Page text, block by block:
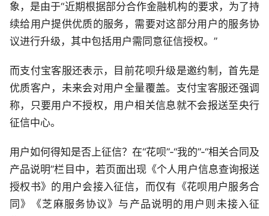
象，是由于“近期根据部分合作金融机构的要求，为了持
续给用户提供优质的服务，需要对这部分用户的服务协
议进行升级，其中包括用户需同意征信授权。”
而支付宝客服还表示，目前花呗升级是邀约制，首先是
优质客户，未来会对用户全量覆盖。支付宝客服还强调
称，只要用户不授权，用户相关信息就不会报送至央行
征信中心。
用户如何得知是否上征信？在“花呗”-“我的”-“相关合同及
产品说明”栏目中，若页面出现《个人用户信息查询报送
授权书》的用户会接入征信，而仅有《花呗用户服务合
同》《芝麻服务协议》与产品说明的用户则未接入征